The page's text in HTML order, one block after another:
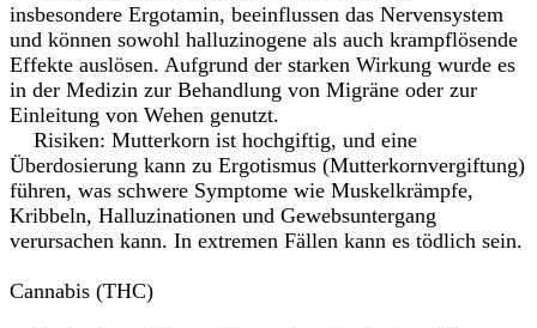
insbesondere Ergotamin, beeinflussen das Nervensystem
und können sowohl halluzinogene als auch krampflösende
Effekte auslösen. Aufgrund der starken Wirkung wurde es
in der Medizin zur Behandlung von Migräne oder zur
Einleitung von Wehen genutzt.
Risiken: Mutterkorn ist hochgiftig, und eine
Überdosierung kann zu Ergotismus (Mutterkornvergiftung)
führen, was schwere Symptome wie Muskelkrämpfe,
Kribbeln, Halluzinationen und Gewebsuntergang
verursachen kann. In extremen Fällen kann es tödlich sein.
Cannabis (THC)